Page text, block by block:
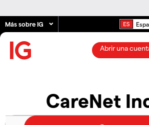
Más sobre IG
Abrir una
CareNet